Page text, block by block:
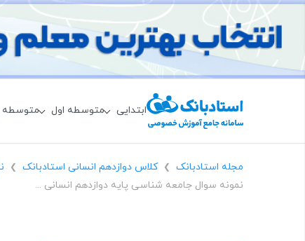
ابتدایی متوسطه اول متوسطه
مجله استادبانک ❯ کلاس دوازدهم انسانی استادبانک ❯
نمونه سوال جامعه شناسی پایه دوازدهم انسانی درس دهم، افق علوم اجتماعی در جهان اسلام